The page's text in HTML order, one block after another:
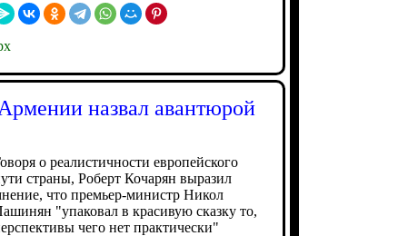
назвал авантюрой
о реалистичности европейского
страны, Роберт Кочарян выразил
что премьер-министр Никол
"упаковал в красивую сказку то,
чего нет практически"